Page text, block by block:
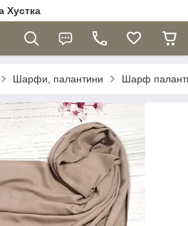
Хустка
Шарфи, палантини Шарф